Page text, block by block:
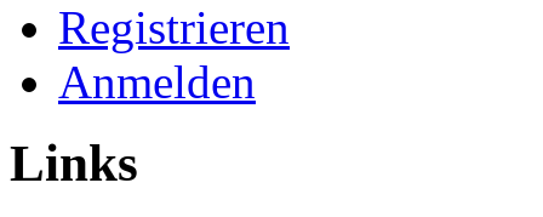
Registrieren
Anmelden
Links